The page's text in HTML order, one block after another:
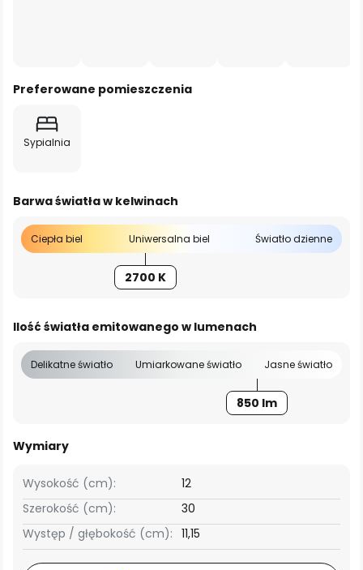
Preferowane pomieszczenia
Sypialnia
Barwa światła w kelwinach
Ciepła biel Uniwersalna biel Światło dzienne
2700 K
Ilość światła emitowanego w lumenach
Delikatne światło Umiarkowane światło Jasne światło
850 lm
Wymiary
Szerokość (cm): 30
Wysokość (cm): 12
Występ / głębokość (cm): 11,15